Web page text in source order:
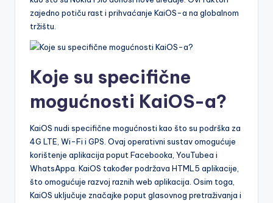
zajedno potiču rast i prihvaćanje KaiOS-a na globalnom
tržištu.
Koje su specifične
mogućnosti KaiOS-a?
KaiOS nudi specifične mogućnosti kao što su podrška za
4G LTE, Wi-Fi i GPS. Ovaj operativni sustav omogućuje
korištenje aplikacija poput Facebooka, YouTubea i
WhatsAppa. KaiOS također podržava HTML5 aplikacije,
što omogućuje razvoj raznih web aplikacija. Osim toga,
KaiOS uključuje značajke poput glasovnog pretraživanja i